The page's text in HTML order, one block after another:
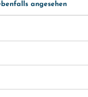
angesehen